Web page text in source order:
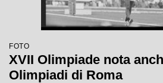
FOTO
XVII Olimpiade nota
Olimpiadi di Roma